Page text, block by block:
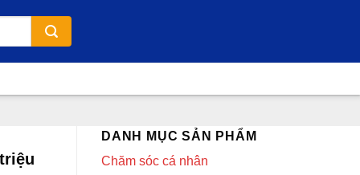
DANH MỤC SẢN PHẨM
Chăm sóc cá nhân